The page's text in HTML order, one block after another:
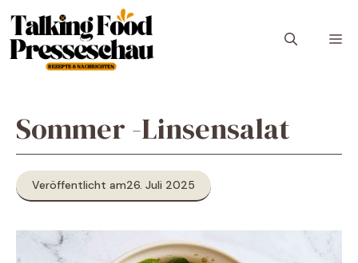
Inhalt
springen
Sommer -Linsensalat
Veröffentlicht am26. Juli 2025